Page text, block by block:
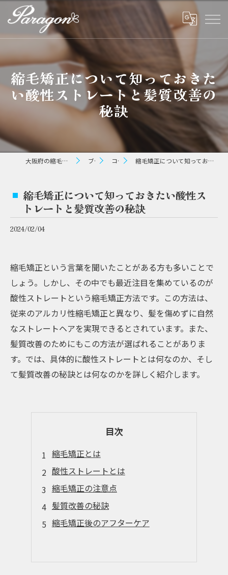
縮毛矯正について知っておきた
い酸性ストレートと髪質改善の
秘訣
大阪府の縮毛矯正ならパラゴン ヘアー ブログ コラム 縮毛矯正について知っておきたい酸性ストレートと髪質改善の秘訣
縮毛矯正について知っておきたい酸性ス
トレートと髪質改善の秘訣
2024/02/04
縮毛矯正という言葉を聞いたことがある方も多いことで
しょう。しかし、その中でも最近注目を集めているのが
酸性ストレートという縮毛矯正方法です。この方法は、
従来のアルカリ性縮毛矯正と異なり、髪を傷めずに自然
なストレートヘアを実現できるとされています。また、
髪質改善のためにもこの方法が選ばれることがありま
す。では、具体的に酸性ストレートとは何なのか、そし
て髪質改善の秘訣とは何なのかを詳しく紹介します。
目次
縮毛矯正とは
酸性ストレートとは
縮毛矯正の注意点
髪質改善の秘訣
縮毛矯正後のアフターケア